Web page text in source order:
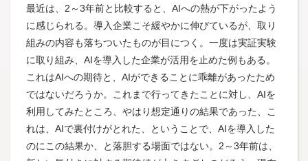
最近は、2～3年前と比較すると、AIへの熱が下がったよう
に感じられる。導入企業こそ緩やかに伸びているが、取り
組みの内容も落ちついたものが目につく。一度は実証実験
に取り組み、AIを導入した企業が活用を止めた例もある。
これはAIへの期待と、AIができることに乖離があったため
ではないだろうか。これまで行ってきたことに対し、AIを
利用してみたところ、やはり想定通りの結果であった、こ
れは、AIで裏付けがとれた、ということで、AIを導入した
のにこの結果か、と落胆する場面ではない。2～3年前は、